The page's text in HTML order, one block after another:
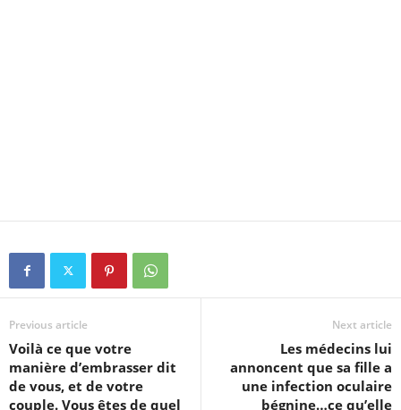
Previous article
Voilà ce que votre
manière d’embrasser dit
de vous, et de votre
couple. Vous êtes de quel
Next article
Les médecins lui
annoncent que sa fille a
une infection oculaire
bégnine…ce qu’elle